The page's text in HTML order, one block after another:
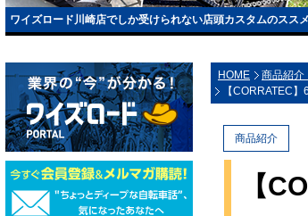
ワイズロード川崎店でしか受けられない店頭カスタムのススメ
HOME
商品紹
【CORRATEC
商品紹介
【